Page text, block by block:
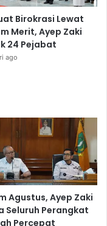
Birokrasi Lewat
Merit, Ayep Zaki
24 Pejabat
ago
Agustus, Ayep Zaki
Seluruh Perangkat
Percepat